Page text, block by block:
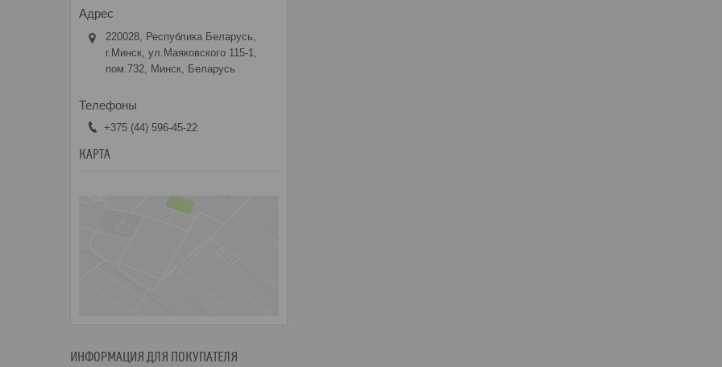
220028, Республика Беларусь,
г.Минск, ул.Маяковского 115-1,
пом.732, Минск, Беларусь
+375 (44) 596-45-22
КАРТА
ИНФОРМАЦИЯ ДЛЯ ПОКУПАТЕЛЯ